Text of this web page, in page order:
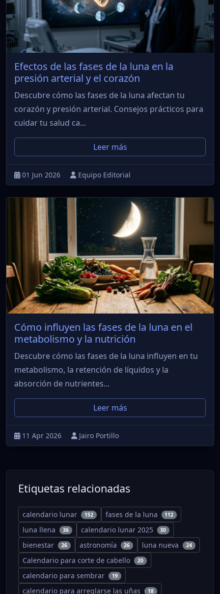
Efectos de las fases de la luna en la
presión arterial y el corazón
Descubre cómo las fases de la luna afectan tu
corazón y presión arterial. Consejos prácticos para
cuidar tu salud ca...
Leer más
01 Jun 2026 Equipo Editorial
Cómo influyen las fases de la luna en el
metabolismo y la nutrición
Descubre cómo las fases de la luna influyen en tu
metabolismo, la retención de líquidos y la
absorción de nutrientes...
Leer más
11 Apr 2026 Jairo Portillo
Etiquetas relacionadas
calendario lunar 152 fases de la luna 112
luna llena 36 calendario lunar 2025 30
bienestar 26 astronomía 26 luna nueva 24
Calendario para corte de cabello 20
calendario para sembrar 19
calendario para arreglarse las uñas 18